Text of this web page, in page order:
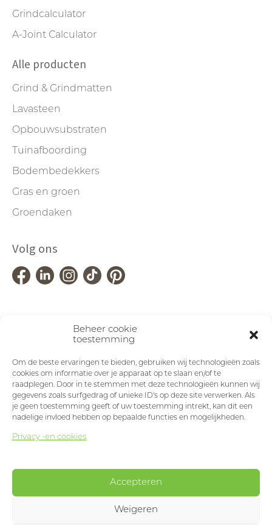
Beheer cookie
toestemming
Om de beste ervaringen te bieden, gebruiken wij technologieën zoals
cookies om informatie over je apparaat op te slaan en/of te
raadplegen. Door in te stemmen met deze technologieën kunnen wij
gegevens zoals surfgedrag of unieke ID's op deze site verwerken. Als
je geen toestemming geeft of uw toestemming intrekt, kan dit een
nadelige invloed hebben op bepaalde functies en mogelijkheden.
Privacy -en cookies
Accepteren
Weigeren
Grindcalculator
A-Joint Calculator
Alle producten
Grind & Grindmatten
Lavasteen
Opbouwsubstraten
Tuinafboording
Bodembedekkers
Gras en groen
Groendaken
Volg ons